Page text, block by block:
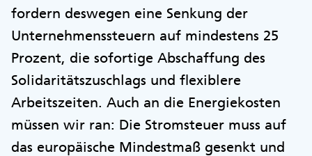
fordern deswegen eine Senkung der
Unternehmenssteuern auf mindestens 25
Prozent, die sofortige Abschaffung des
Solidaritätszuschlags und flexiblere
Arbeitszeiten. Auch an die Energiekosten
müssen wir ran: Die Stromsteuer muss auf
das europäische Mindestmaß gesenkt und